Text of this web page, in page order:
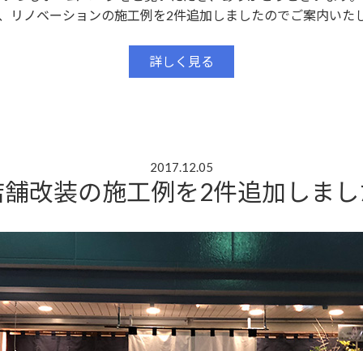
リノベーションの施工例を2件追加しましたのでご案内いた
詳しく見る
2017.12.05
改装の施工例を2件追加しま